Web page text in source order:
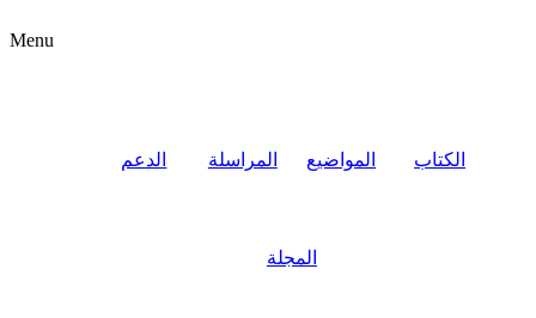
Menu
الدعم المراسلة المواضيع الكتاب
المجلة